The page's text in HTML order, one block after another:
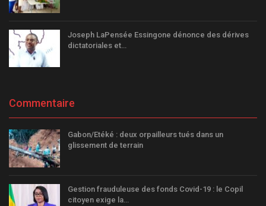
Joseph LaPensée Essingone dénonce des dérives
dictatoriales et…
Commentaire
Gabon/Etéké : deux orpailleurs tués dans un
glissement de terrain
Gestion frauduleuse des fonds Covid-19 : le Copil
citoyen exige la…